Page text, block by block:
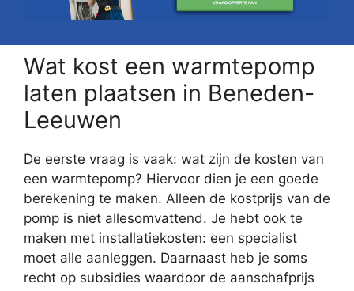
Wat kost een warmtepomp
laten plaatsen in Beneden-
Leeuwen
De eerste vraag is vaak: wat zijn de kosten van
een warmtepomp? Hiervoor dien je een goede
berekening te maken. Alleen de kostprijs van de
pomp is niet allesomvattend. Je hebt ook te
maken met installatiekosten: een specialist
moet alle aanleggen. Daarnaast heb je soms
recht op subsidies waardoor de aanschafprijs